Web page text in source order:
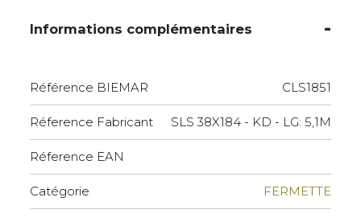
Informations complémentaires
Référence BIEMAR CLS1851
Réference Fabricant SLS 38X184 - KD - LG: 5,1M
Réference EAN
Catégorie FERMETTE